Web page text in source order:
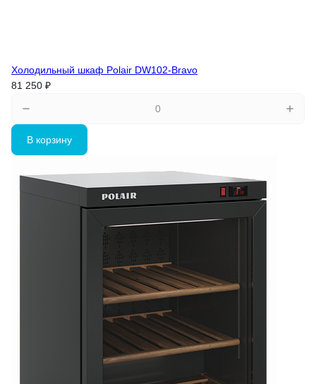
Холодильный шкаф Polair DW102-Bravo
81 250 ₽
В корзину